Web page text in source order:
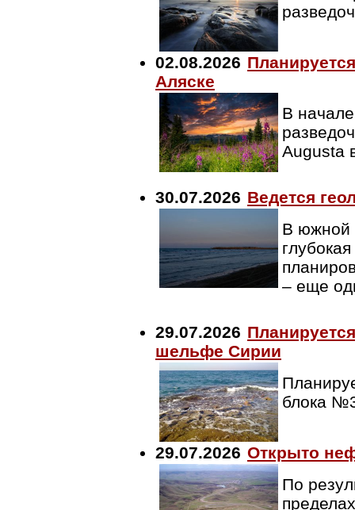
02.08.2026
Аляске
В
Augusta
30.07.2026 Ведется
В южной
– еще
29.07.2026
шельфе Сирии
блока
29.07.2026 Открыто
По